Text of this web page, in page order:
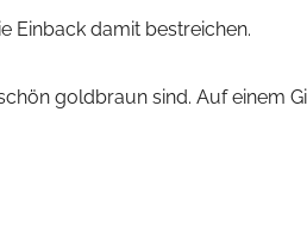
Einback damit bestreichen.
goldbraun sind. Auf einem